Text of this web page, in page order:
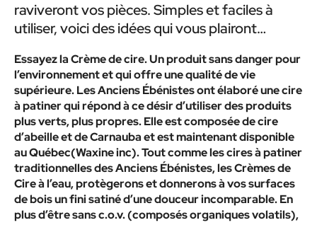
raviveront vos pièces. Simples et faciles à
utiliser, voici des idées qui vous plairont…
Essayez la Crème de cire. Un produit sans danger pour
l’environnement et qui offre une qualité de vie
supérieure. Les Anciens Ébénistes ont élaboré une cire
à patiner qui répond à ce désir d’utiliser des produits
plus verts, plus propres. Elle est composée de cire
d’abeille et de Carnauba et est maintenant disponible
au Québec(Waxine inc). Tout comme les cires à patiner
traditionnelles des Anciens Ébénistes, les Crèmes de
Cire à l’eau, protègerons et donnerons à vos surfaces
de bois un fini satiné d’une douceur incomparable. En
plus d’être sans c.o.v. (composés organiques volatils),